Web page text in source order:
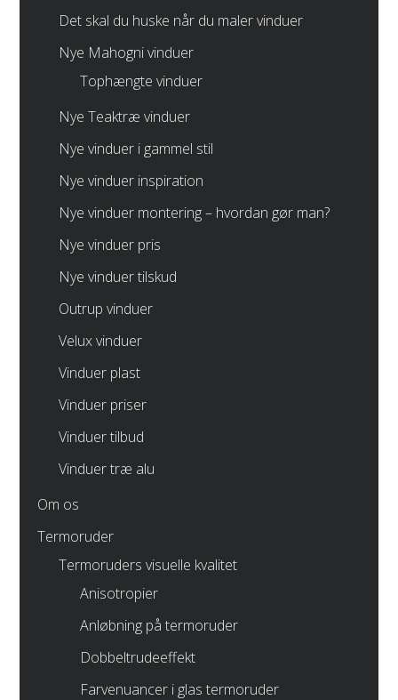
Det skal du huske når du maler vinduer
Nye Mahogni vinduer
Tophængte vinduer
Nye Teaktræ vinduer
Nye vinduer i gammel stil
Nye vinduer inspiration
Nye vinduer montering – hvordan gør man?
Nye vinduer pris
Nye vinduer tilskud
Outrup vinduer
Velux vinduer
Vinduer plast
Vinduer priser
Vinduer tilbud
Vinduer træ alu
Om os
Termoruder
Termoruders visuelle kvalitet
Anisotropier
Anløbning på termoruder
Dobbeltrudeeffekt
Farvenuancer i glas termoruder